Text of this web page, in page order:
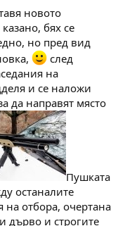
новото
бях се
но пред вид
след
на
и се наложи
да направят място
Пушката
останалите
на отбора, очертана
дърво и строгите